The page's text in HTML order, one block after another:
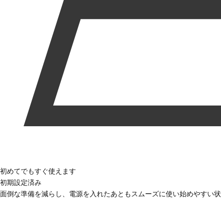
初めてでもすぐ使えます
初期設定済み
面倒な準備を減らし、電源を入れたあともスムーズに使い始めやすい